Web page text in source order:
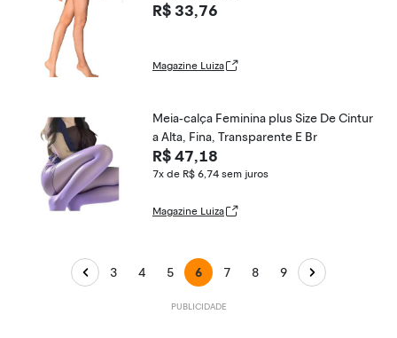
R$ 33,76
Magazine Luiza
Meia-calça Feminina plus Size De Cintur
a Alta, Fina, Transparente E Br
R$ 47,18
7x de R$ 6,74 sem juros
Magazine Luiza
3 4 5 6 7 8 9